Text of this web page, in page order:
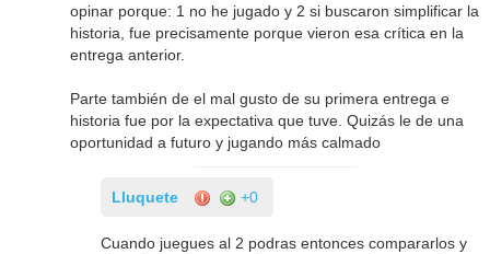
opinar porque: 1 no he jugado y 2 si buscaron simplificar la
historia, fue precisamente porque vieron esa crítica en la
entrega anterior.
Parte también de el mal gusto de su primera entrega e
historia fue por la expectativa que tuve. Quizás le de una
oportunidad a futuro y jugando más calmado
Lluquete +0
Cuando juegues al 2 podras entonces compararlos y